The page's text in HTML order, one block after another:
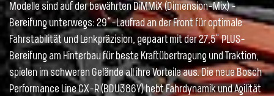
Modelle sind auf der bewährten DiMMiX (Dimension-Mix) -
Bereifung unterwegs: 29“-Laufrad an der Front für optimale
Fahrstabilität und Lenkpräzision, gepaart mit der 27,5“ PLUS-
Bereifung am Hinterbau für beste Kraftübertragung und Traktion,
spielen im schweren Gelände all ihre Vorteile aus. Die neue Bosch
Performance Line CX-R (BDU386Y) hebt Fahrdynamik und Agilität